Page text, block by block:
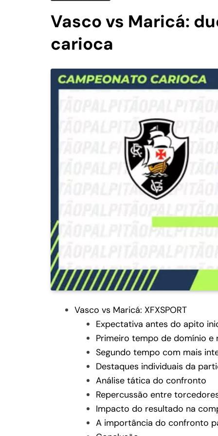
Vasco vs Maricá:
carioca
Vasco vs Maricá: XFXSPORT
Expectativa antes do apito
Primeiro tempo de domínio e
Segundo tempo com mais
Destaques individuais da
Análise tática do confronto
Repercussão entre
Impacto do resultado na
A importância do confronto